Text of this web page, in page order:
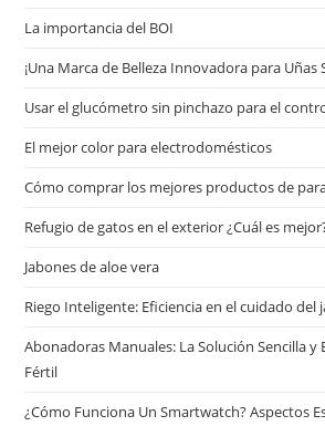
La importancia del BOI
¡Una Marca de Belleza Innovadora para
Usar el glucómetro sin pinchazo para el
El mejor color para electrodomésticos
Cómo comprar los mejores productos de
Refugio de gatos en el exterior ¿Cuál es
Jabones de aloe vera
Riego Inteligente: Eficiencia en el cuidado del
Abonadoras Manuales: La Solución Sencilla y
Fértil
¿Cómo Funciona Un Smartwatch? Aspectos